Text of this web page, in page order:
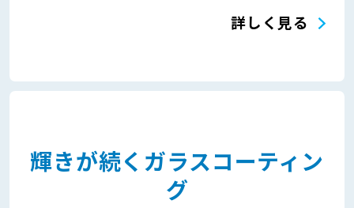
詳しく見る
輝きが続くガラスコーティン
グ